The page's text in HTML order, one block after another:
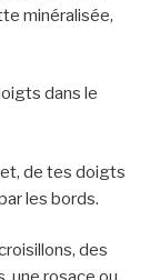
minéralisée,
dans le
et, de tes doigts
les bords.
des